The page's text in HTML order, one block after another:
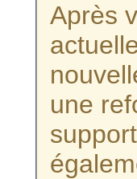
Après
une